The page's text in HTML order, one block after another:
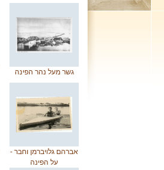
גשר מעל נהר הפינה
אברהם גלויברמן וחבר -
על הפינה